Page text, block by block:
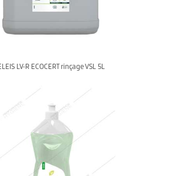
LV-R ECOCERT rinçage VSL 5L